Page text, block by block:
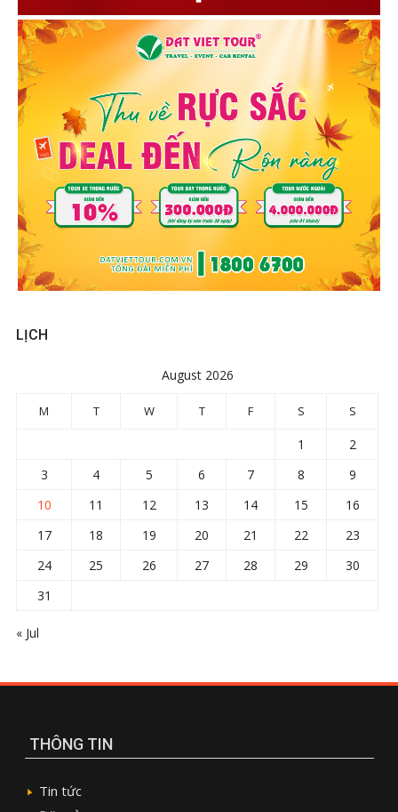
LỊCH
August 2026
M T W T F S S
1
2
3
4 5 6 7 8
9
10
11 12 13 14 15
16
17
18 19 20 21 22
23
24
25 26 27 28 29
30
31
« Jul
THÔNG TIN
Tin tức